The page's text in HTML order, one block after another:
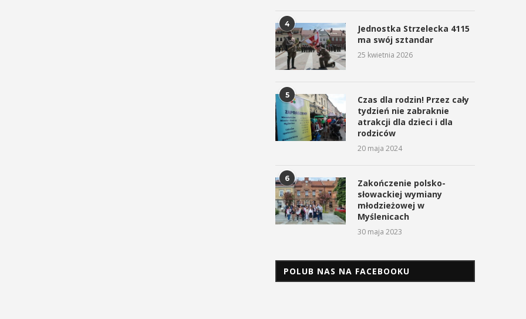
4
Jednostka Strzelecka 4115
ma swój sztandar
25 kwietnia 2026
5
Czas dla rodzin! Przez cały
tydzień nie zabraknie
atrakcji dla dzieci i dla
rodziców
20 maja 2024
6
Zakończenie polsko-
słowackiej wymiany
młodzieżowej w
Myślenicach
30 maja 2023
POLUB NAS NA FACEBOOKU